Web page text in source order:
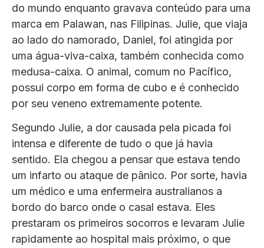
do mundo enquanto gravava conteúdo para uma
marca em Palawan, nas Filipinas. Julie, que viaja
ao lado do namorado, Daniel, foi atingida por
uma água-viva-caixa, também conhecida como
medusa-caixa. O animal, comum no Pacífico,
possui corpo em forma de cubo e é conhecido
por seu veneno extremamente potente.
Segundo Julie, a dor causada pela picada foi
intensa e diferente de tudo o que já havia
sentido. Ela chegou a pensar que estava tendo
um infarto ou ataque de pânico. Por sorte, havia
um médico e uma enfermeira australianos a
bordo do barco onde o casal estava. Eles
prestaram os primeiros socorros e levaram Julie
rapidamente ao hospital mais próximo, o que